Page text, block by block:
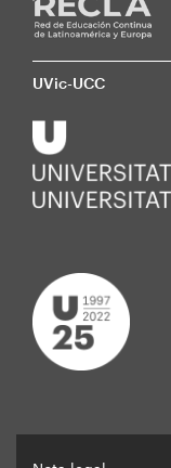
UVic-UCC